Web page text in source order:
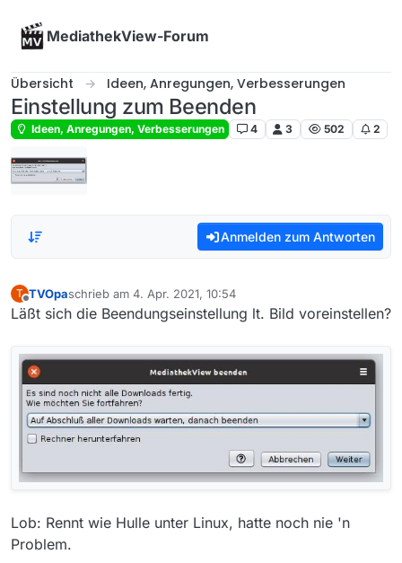
MediathekView-Forum
Übersicht Ideen, Anregungen, Verbesserungen
Einstellung zum Beenden
Ideen, Anregungen, Verbesserungen 4 3 502 2
Anmelden zum Antworten
T
Offline
TVOpaschrieb am 4. Apr. 2021, 10:54
zuletzt editiert von
Läßt sich die Beendungseinstellung lt. Bild voreinstellen?
Lob: Rennt wie Hulle unter Linux, hatte noch nie 'n
Problem.